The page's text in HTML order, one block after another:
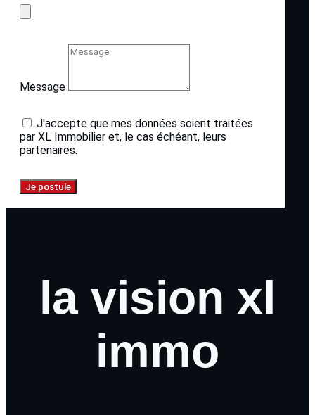
Message
J'accepte que mes données soient traitées
par XL Immobilier et, le cas échéant, leurs
partenaires.
Je postule
la vision xl
immo​